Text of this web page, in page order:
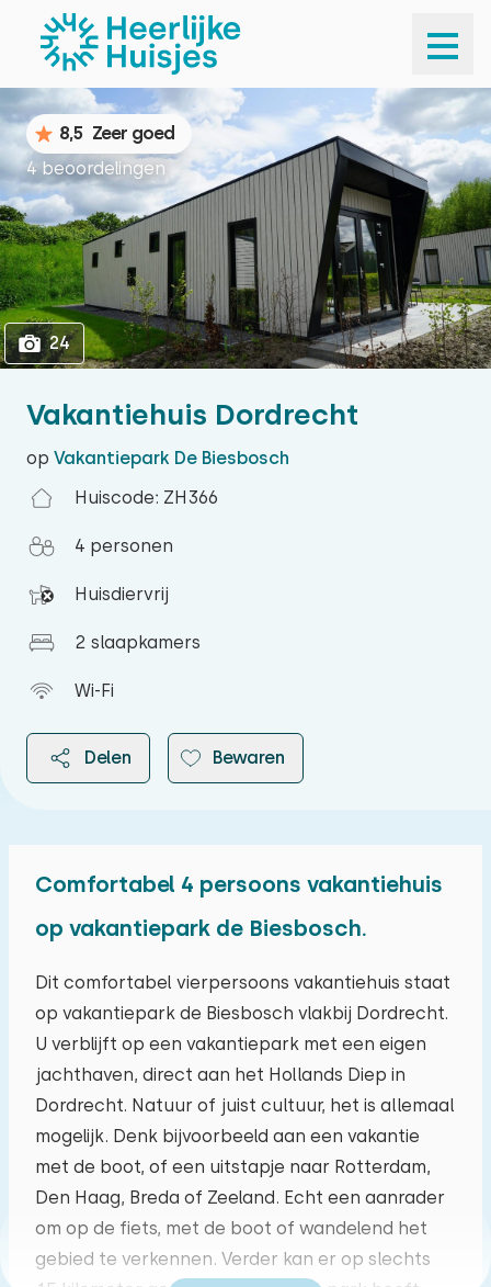
1
Vakantiehuis Dordrecht
op Vakantiepark De Biesbosch
Huiscode: ZH366
4 personen
Huisdiervrij
2 slaapkamers
Wi-Fi
Delen Bewaren
8,5 Zeer goed
4 beoordelingen
24
Comfortabel 4 persoons vakantiehuis
op vakantiepark de Biesbosch.
Dit comfortabel vierpersoons vakantiehuis staat
op vakantiepark de Biesbosch vlakbij Dordrecht.
U verblijft op een vakantiepark met een eigen
jachthaven, direct aan het Hollands Diep in
Dordrecht. Natuur of juist cultuur, het is allemaal
mogelijk. Denk bijvoorbeeld aan een vakantie
met de boot, of een uitstapje naar Rotterdam,
Den Haag, Breda of Zeeland. Echt een aanrader
om op de fiets, met de boot of wandelend het
gebied te verkennen. Verder kan er op slechts
augustus 2026
ma di wo do vr za zo
27 28 29 30 31 01
03 04 05 06 07 08 09
10 11 12 13 14 15 16
17 18 19 20 21 22 23